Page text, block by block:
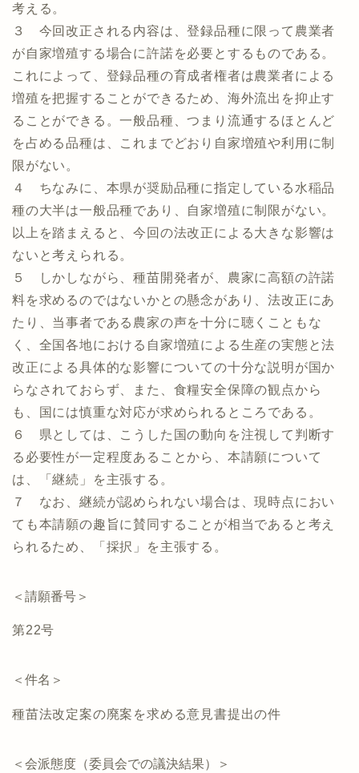
考える。
３ 今回改正される内容は、登録品種に限って農業者
が自家増殖する場合に許諾を必要とするものである。
これによって、登録品種の育成者権者は農業者による
増殖を把握することができるため、海外流出を抑止す
ることができる。一般品種、つまり流通するほとんど
を占める品種は、これまでどおり自家増殖や利用に制
限がない。
４ ちなみに、本県が奨励品種に指定している水稲品
種の大半は一般品種であり、自家増殖に制限がない。
以上を踏まえると、今回の法改正による大きな影響は
ないと考えられる。
５ しかしながら、種苗開発者が、農家に高額の許諾
料を求めるのではないかとの懸念があり、法改正にあ
たり、当事者である農家の声を十分に聴くこともな
く、全国各地における自家増殖による生産の実態と法
改正による具体的な影響についての十分な説明が国か
らなされておらず、また、食糧安全保障の観点から
も、国には慎重な対応が求められるところである。
６ 県としては、こうした国の動向を注視して判断す
る必要性が一定程度あることから、本請願について
は、「継続」を主張する。
７ なお、継続が認められない場合は、現時点におい
ても本請願の趣旨に賛同することが相当であると考え
られるため、「採択」を主張する。
＜請願番号＞
第22号
＜件名＞
種苗法改定案の廃案を求める意見書提出の件
＜会派態度（委員会での議決結果）＞